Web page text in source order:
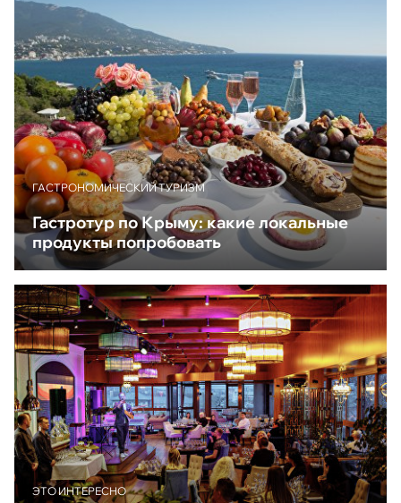
ГАСТРОНОМИЧЕСКИЙ ТУРИЗМ
Гастротур по Крыму: какие локальные
продукты попробовать
ЭТО ИНТЕРЕСНО